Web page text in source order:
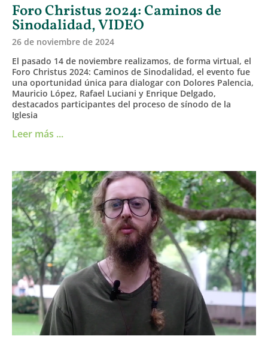
Foro Christus 2024: Caminos de
Sinodalidad, VIDEO
26 de noviembre de 2024
El pasado 14 de noviembre realizamos, de forma virtual, el
Foro Christus 2024: Caminos de Sinodalidad, el evento fue
una oportunidad única para dialogar con Dolores Palencia,
Mauricio López, Rafael Luciani y Enrique Delgado,
destacados participantes del proceso de sínodo de la
Iglesia
Leer más ...